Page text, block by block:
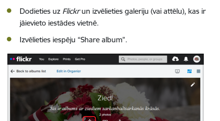
Dodieties uz Flickrun izvēlieties galeriju (vai attēlu), kas ir
jāievieto iestādes vietnē.
Izvēlieties iespēju “Share album”.